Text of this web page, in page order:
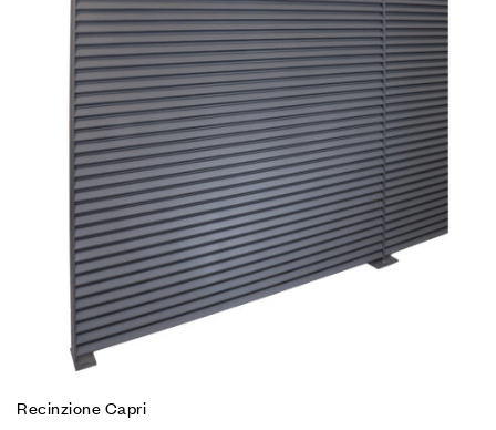
Recinzione Capri